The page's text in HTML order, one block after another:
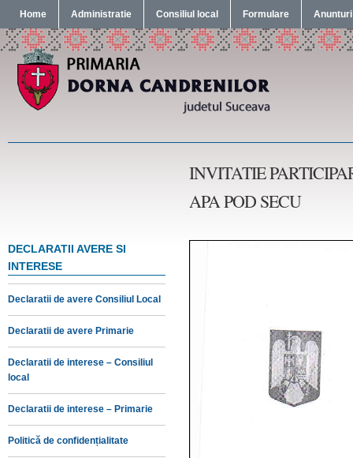
Home Administratie Consiliul local Formulare Anunturi
INVITATIE
APA POD SECU
DECLARATII AVERE SI
INTERESE
Declaratii de avere Consiliul Local
Declaratii de avere Primarie
Declaratii de interese – Consiliul
local
Declaratii de interese – Primarie
Politică de confidențialitate